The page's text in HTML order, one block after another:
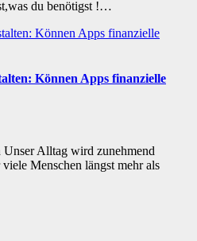
du benötigst !…
Können Apps finanzielle
Alltag wird zunehmend
Menschen längst mehr als